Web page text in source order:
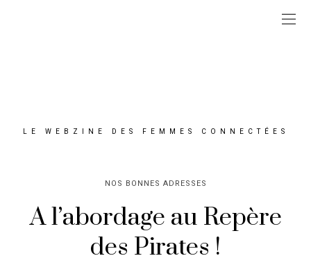
LE WEBZINE DES FEMMES CONNECTÉES
NOS BONNES ADRESSES
A l’abordage au Repère
des Pirates !